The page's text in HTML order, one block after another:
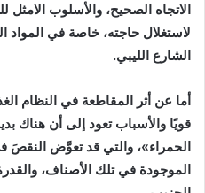
الاتجاه الصحيح، والأسلوب الامثل
لاستغلال حاجته، خاصة في المواد
الشارع الليبي.
أما عن أثر المقاطعة في النظام
قويًا والأسباب تعود إلى أن هناك
الحمراء»، والتي قد تعوَّض النقصَ
الموجودة في تلك الأصناف،